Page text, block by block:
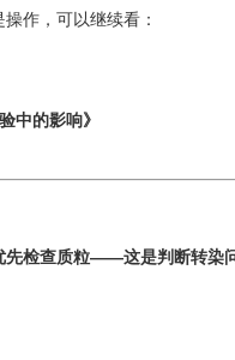
作，可以继续看：
中的影响》
检查质粒——这是判断转染